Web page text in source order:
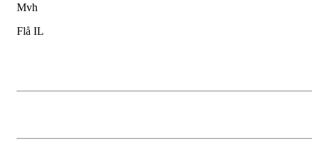
Mvh
Flå IL